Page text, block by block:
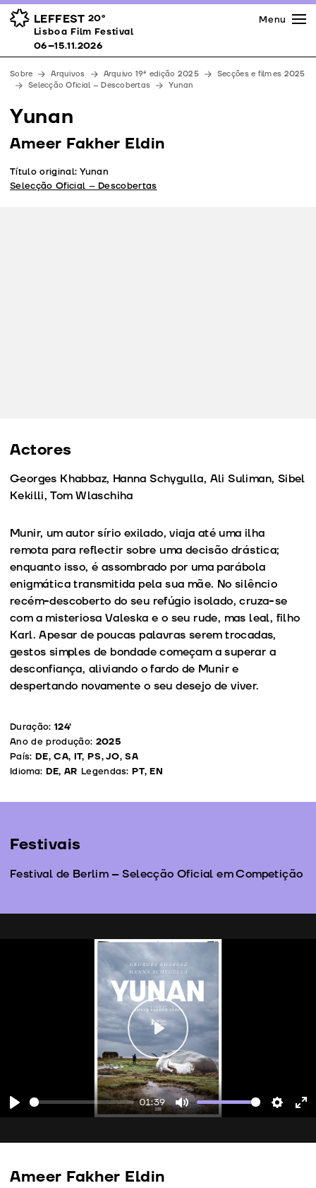
LEFFEST 20º
Lisboa Film Festival 06–15.11.2026
Prémios
Espaços
Apoios
Equipa
Downloads
Menu
Lisboa Film Festival
06–15.11.2026
Sobre Arquivos Arquivo 19ª edição 2025
Secções e filmes 2025
Selecção Oficial – Descobertas
Yunan
Yunan
Ameer Fakher Eldin
Título original: Yunan
Selecção Oficial – Descobertas
Actores
Georges Khabbaz, Hanna Schygulla, Ali Suliman, Sibel
Kekilli, Tom Wlaschiha
Munir, um autor sírio exilado, viaja até uma ilha
remota para reflectir sobre uma decisão drástica;
enquanto isso, é assombrado por uma parábola
enigmática transmitida pela sua mãe. No silêncio
recém-descoberto do seu refúgio isolado, cruza-se
com a misteriosa Valeska e o seu rude, mas leal, filho
Karl. Apesar de poucas palavras serem trocadas,
gestos simples de bondade começam a superar a
desconfiança, aliviando o fardo de Munir e
despertando novamente o seu desejo de viver.
Duração: 124’
Ano de produção: 2025
País: DE, CA, IT, PS, JO, SA
Idioma: DE, AR Legendas:PT, EN
Festivais
Festival de Berlim – Selecção Oficial em Competição
01:39
Mute
Play
Ameer Fakher Eldin